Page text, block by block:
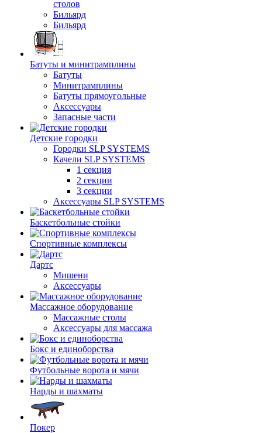
столов
Бильяpд
Бильяpд
Батуты и минитрамплины
Батуты
Минитрамплины
Батуты прямоугольные
Аксессуары
Запасные части
Детские городки
Городки SLP SYSTEMS
Качели SLP SYSTEMS
1 секция
2 секции
3 секции
Аксессуары SLP SYSTEMS
Баскетбольные стойки
Спортивные комплексы
Дартс
Мишени
Аксессуары
Массажное оборудование
Массажные столы
Аксессуары для массажа
Бокс и единоборства
Футбольные ворота и мячи
Нарды и шахматы
Покер